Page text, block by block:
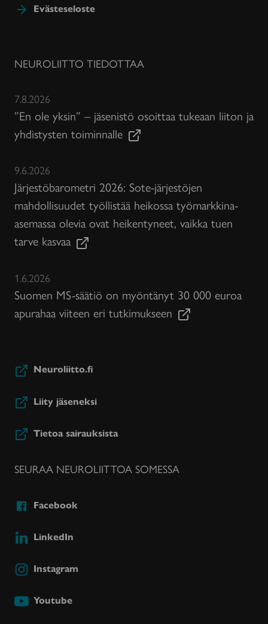
Evästeseloste
NEUROLIITTO TIEDOTTAA
7.8.2026
”En ole yksin” – jäsenistö osoittaa tukeaan liiton ja
yhdistysten toiminnalle
9.6.2026
Järjestöbarometri 2026: Sote-järjestöjen
mahdollisuudet työllistää heikossa työmarkkina-
asemassa olevia ovat heikentyneet, vaikka tuen
tarve kasvaa
1.6.2026
Suomen MS-säätiö on myöntänyt 30 000 euroa
apurahaa viiteen eri tutkimukseen
Neuroliitto.fi
Liity jäseneksi
Tietoa sairauksista
SEURAA NEUROLIITTOA SOMESSA
Facebook
LinkedIn
Instagram
Youtube